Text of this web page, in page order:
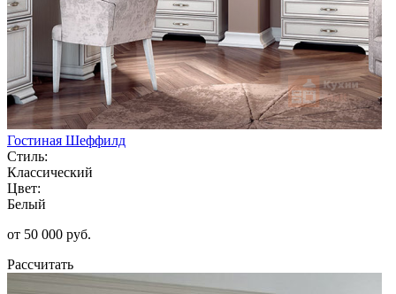
Гостиная Шеффилд
Стиль:
Классический
Цвет:
Белый
от 50 000 руб.
Рассчитать